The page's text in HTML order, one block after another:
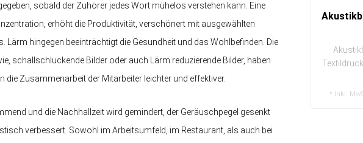
sobald der Zuhörer jedes Wort mühelos verstehen kann. Eine
erhöht die Produktivität, verschönert mit ausgewählten
Lärm hingegen beeinträchtigt die Gesundheit und das Wohlbefinden. Die
schallschluckende Bilder oder auch Lärm reduzierende Bilder, haben
Zusammenarbeit der Mitarbeiter leichter und effektiver.
und die Nachhallzeit wird gemindert, der Geräuschpegel gesenkt
verbessert. Sowohl im Arbeitsumfeld, im Restaurant, als auch bei
* Inkl.